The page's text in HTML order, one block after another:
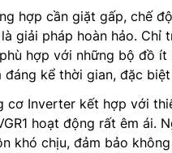
hợp cần giặt gấp, chế
là giải pháp hoàn hảo.
hợp với những bộ đồ
đáng kể thời gian, đặc
cơ Inverter kết hợp với
hoạt động rất êm ái.
khó chịu, đảm bảo